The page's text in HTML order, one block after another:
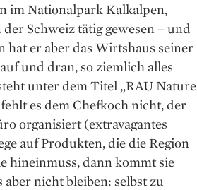
im Nationalpark Kalkalpen,
Schweiz tätig gewesen – und
er aber das Wirtshaus seiner
und dran, so ziemlich alles
unter dem Titel „RAU Nature
es dem Chefkoch nicht, der
organisiert (extravagantes
auf Produkten, die die Region
hineinmuss, dann kommt sie
nicht bleiben: selbst zu